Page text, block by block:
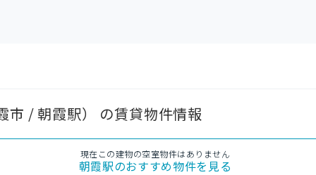
市 / 朝霞駅） の賃貸物件情報
現在この建物の空室物件はありません
朝霞駅のおすすめ物件を見る